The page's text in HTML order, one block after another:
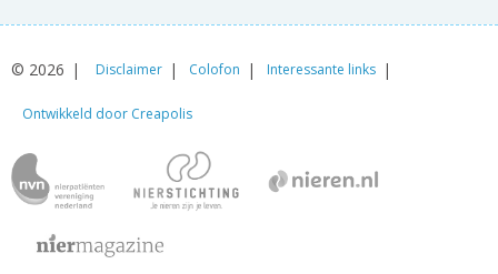
© 2026 Disclaimer Colofon Interessante links
Ontwikkeld door Creapolis